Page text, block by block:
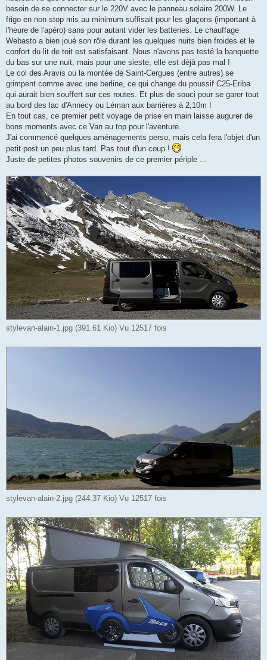
besoin de se connecter sur le 220V avec le panneau solaire 200W. Le
frigo en non stop mis au minimum suffisait pour les glaçons (important à
l'heure de l'apéro) sans pour autant vider les batteries. Le chauffage
Webasto a bien joué son rôle durant les quelques nuits bien froides et le
confort du lit de toit est satisfaisant. Nous n'avons pas testé la banquette
du bas sur une nuit, mais pour une sieste, elle est déjà pas mal !
Le col des Aravis ou la montée de Saint-Cergues (entre autres) se
grimpent comme avec une berline, ce qui change du poussif C25-Eriba
qui aurait bien souffert sur ces routes. Et plus de souci pour se garer tout
au bord des lac d'Annecy ou Léman aux barrières à 2,10m !
En tout cas, ce premier petit voyage de prise en main laisse augurer de
bons moments avec ce Van au top pour l'aventure.
J'ai commencé quelques aménagements perso, mais cela fera l'objet d'un
petit post un peu plus tard. Pas tout d'un coup !
Juste de petites photos souvenirs de ce premier périple ...
stylevan-alain-1.jpg (391.61 Kio) Vu 12517 fois
stylevan-alain-2.jpg (244.37 Kio) Vu 12517 fois